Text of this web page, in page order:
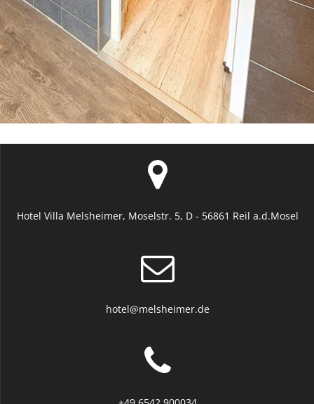
Hotel Villa Melsheimer, Moselstr. 5, D - 56861 Reil a.d.Mosel
hotel@melsheimer.de